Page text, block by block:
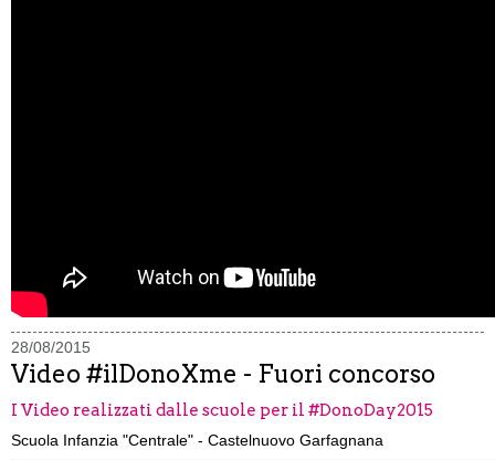
28/08/2015
Video #ilDonoXme - Fuori concorso
I Video realizzati dalle scuole per il #DonoDay2015
Scuola Infanzia "Centrale" - Castelnuovo Garfagnana